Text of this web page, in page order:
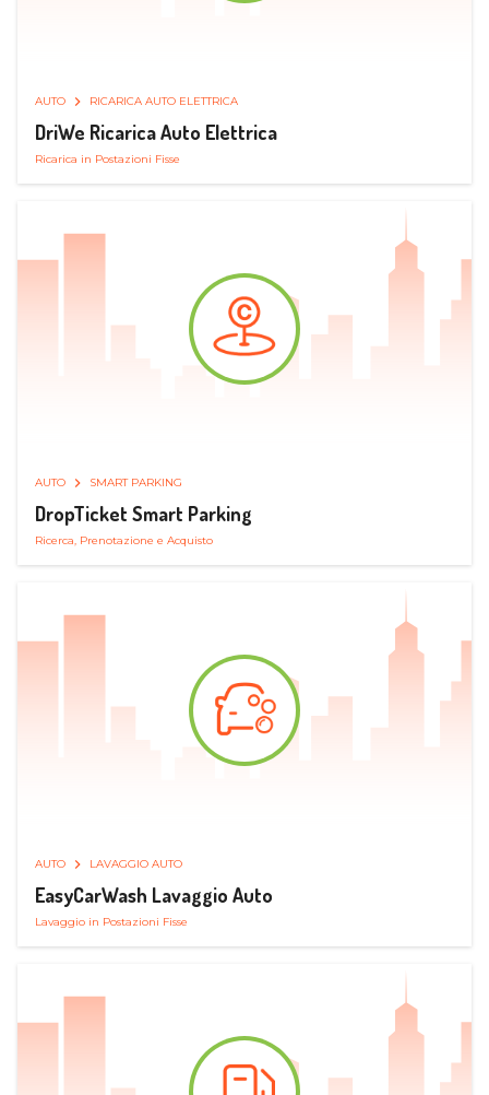
AUTO RICARICA AUTO ELETTRICA
DriWe Ricarica Auto Elettrica
Ricarica in Postazioni Fisse
AUTO SMART PARKING
DropTicket Smart Parking
Ricerca, Prenotazione e Acquisto
AUTO LAVAGGIO AUTO
EasyCarWash Lavaggio Auto
Lavaggio in Postazioni Fisse